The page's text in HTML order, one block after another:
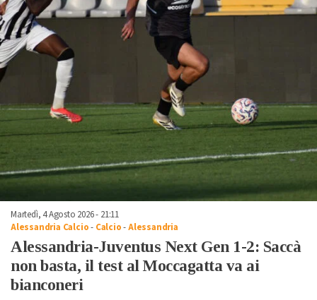
Martedì, 4 Agosto 2026 - 21:11
Alessandria Calcio- Calcio-Alessandria
Alessandria-Juventus Next Gen 1-2: Saccà
non basta, il test al Moccagatta va ai
bianconeri